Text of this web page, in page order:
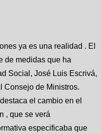
ya es una realidad . El
de medidas que ha
Social, José Luis Escrivá,
Consejo de Ministros.
el cambio en el
, que se verá
especificaba que